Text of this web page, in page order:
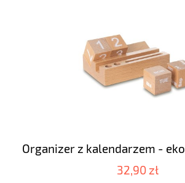
Organizer z kalendarzem - eko
32,90 zł